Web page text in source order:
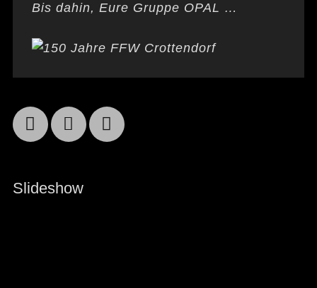
Bis dahin, Eure Gruppe OPAL …
Facebook
Email YouTube
Slideshow